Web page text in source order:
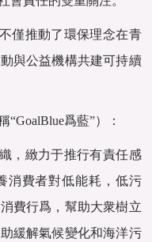
僅推動了環保理念在青
與公益機構共建可持續
“GoalBlue爲藍”）：
，緻力于推行有責任感
消費者對低能耗，低污
費行爲，幫助大衆樹立
緩解氣候變化和海洋污